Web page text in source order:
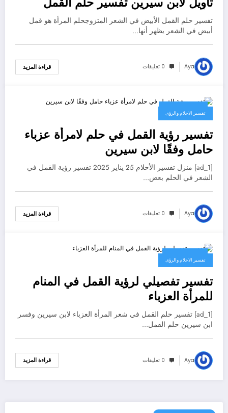
الأبيض في الشعر للمتزوجة – بالتفصيل
تفسير حلم القمل الأبيض في الشعر المتزوجحلم المرأة هو قمل
أبيض في الشعر يظهر أنها…
Aya 0 تعليقات قراءة المزيد
تفسير الاحلام والرؤى
تفسير رؤية القمل في حلم لامرأة عزباء
حامل وفقًا لابن سيرين
[ad_1] منزل تفسير الأحلام 25 يناير 2025 تفسير رؤية القمل في
الشعر في الحلم بعض…
Aya 0 تعليقات قراءة المزيد
تفسير الاحلام والرؤى
تفسير تفصيلي لرؤية القمل في المنام
للمرأة العزباء
[ad_1] تفسير حلم القمل في شعر المرأة العزباء لابن سيرين وفسر
ابن سيرين حلم القمل…
Aya 0 تعليقات قراءة المزيد